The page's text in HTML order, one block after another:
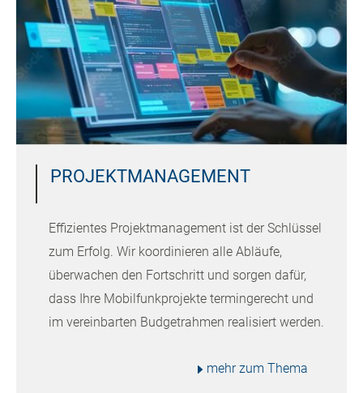
PROJEKTMANAGEMENT
Effizientes Projektmanagement ist der Schlüssel
zum Erfolg. Wir koordinieren alle Abläufe,
überwachen den Fortschritt und sorgen dafür,
dass Ihre Mobilfunkprojekte termingerecht und
im vereinbarten Budgetrahmen realisiert werden.
mehr zum Thema